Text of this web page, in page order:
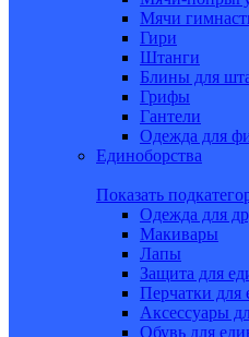
Мячи
Гири
Штанги
Блины для
Грифы
Гантели
Одежда для
Единоборства
Показать
Одежда для
Макивары
Лапы
Защита для
Перчатки для
Аксессуары
Обувь для